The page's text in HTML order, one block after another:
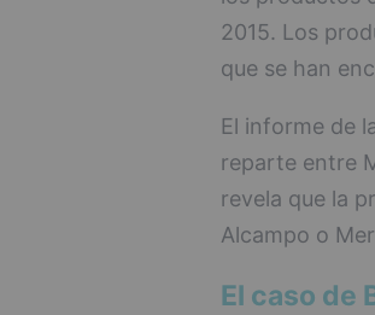
2015. Los
que se han
El informe de
reparte entre
revela que la
Alcampo o
El caso de